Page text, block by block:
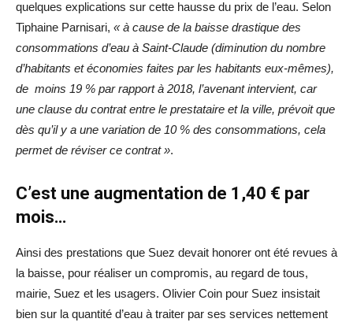
quelques explications sur cette hausse du prix de l’eau. Selon
Tiphaine Parnisari, « à cause de la baisse drastique des
consommations d’eau à Saint-Claude (diminution du nombre
d’habitants et économies faites par les habitants eux-mêmes),
de moins 19 % par rapport à 2018, l’avenant intervient, car
une clause du contrat entre le prestataire et la ville, prévoit que
dès qu’il y a une variation de 10 % des consommations, cela
permet de réviser ce contrat ».
C’est une augmentation de 1,40 € par
mois…
Ainsi des prestations que Suez devait honorer ont été revues à
la baisse, pour réaliser un compromis, au regard de tous,
mairie, Suez et les usagers. Olivier Coin pour Suez insistait
bien sur la quantité d’eau à traiter par ses services nettement